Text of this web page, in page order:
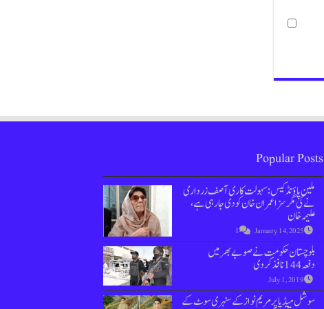
Popular Posts
ملین پاؤنڈ کیس : سہولت کاری آصف زرداری
نے کی مگر سزا عمران خان کو دی جارہی ہے،
علیمہ خان
January 14, 2025
1
بلوچستان حکومت نے صوبے بھر میں
دفعہ 144 نافذ کردی
July 1, 2019
سوشل میڈیا پر مریم نواز کے سنہری سوٹ کے